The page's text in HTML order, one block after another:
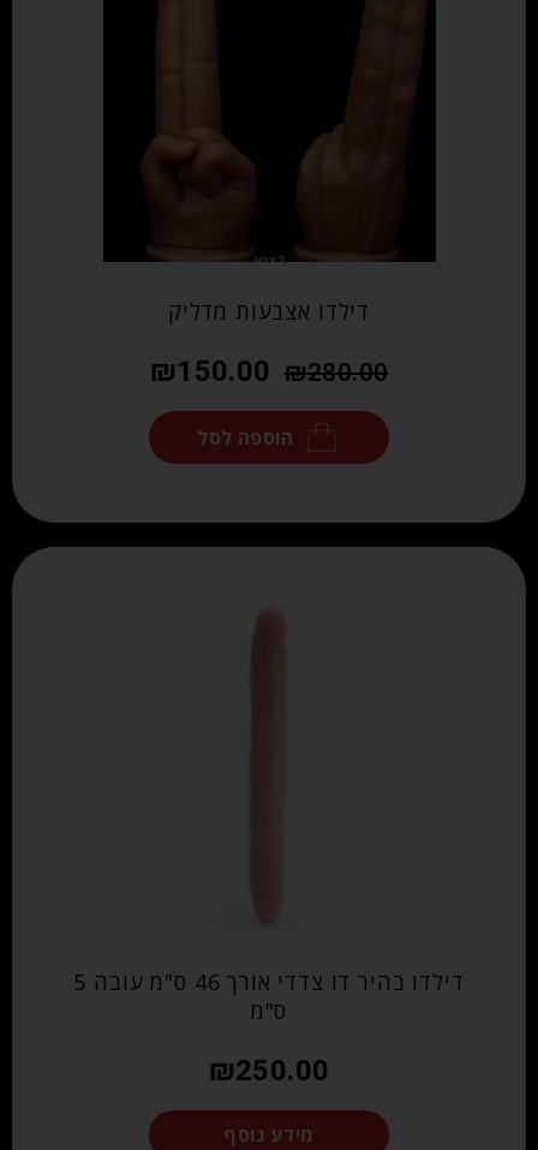
דילדו אצבעות מדליק
₪280.00
₪150.00
הוספה לסל
דילדו בהיר דו צדדי אורך 46 ס"מ עובה 5
ס"מ
₪250.00
מידע נוסף